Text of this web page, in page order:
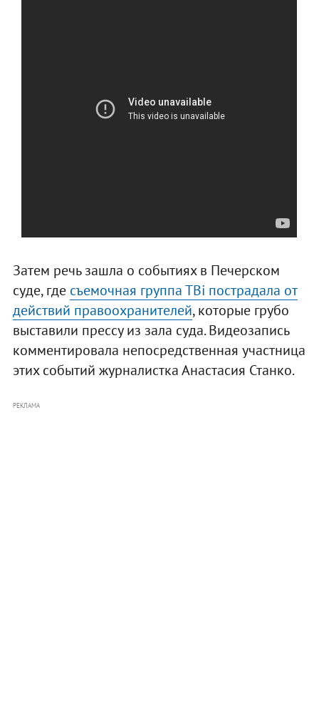
Затем речь зашла о событиях в Печерском
суде, где съемочная группа ТВi пострадала от
действий правоохранителей, которые грубо
выставили прессу из зала суда. Видеозапись
комментировала непосредственная участница
этих событий журналистка Анастасия Станко.
РЕКЛАМА